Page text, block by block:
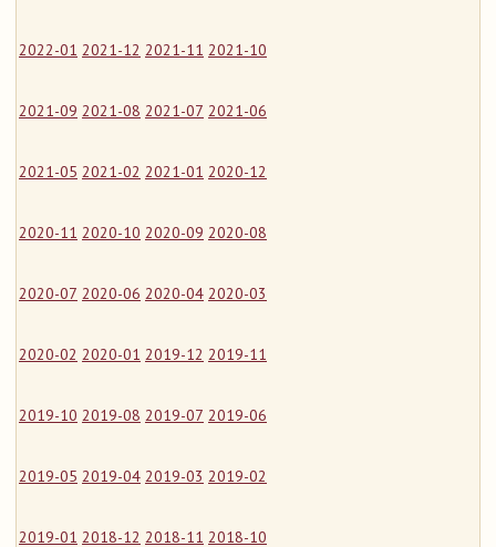
2022-01 2021-12 2021-11 2021-10
2021-09 2021-08 2021-07 2021-06
2021-05 2021-02 2021-01 2020-12
2020-11 2020-10 2020-09 2020-08
2020-07 2020-06 2020-04 2020-03
2020-02 2020-01 2019-12 2019-11
2019-10 2019-08 2019-07 2019-06
2019-05 2019-04 2019-03 2019-02
2019-01 2018-12 2018-11 2018-10